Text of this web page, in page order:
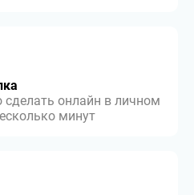
онлайн в личном
минут